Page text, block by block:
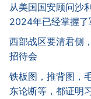
从美国国安顾问沙
2024年已经掌握了
西部战区要清君侧
招待会
铁板图，推背图，
东论断等，都证明